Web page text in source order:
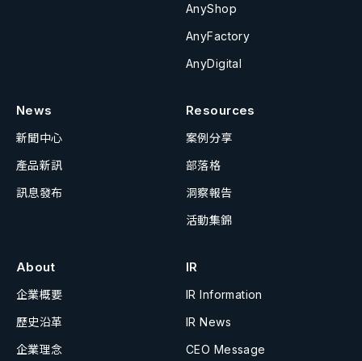
AnyShop
AnyFactory
AnyDigital
News
新聞中心
產品新訊
訊息發布
Resources
案例分享
部落格
洞察報告
活動集錦
About
企業概要
歷史沿革
企業理念
IR
IR Information
IR News
CEO Message